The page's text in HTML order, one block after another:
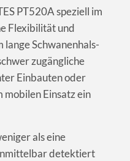
PT520A speziell im
Flexibilität und
Schwanenhals-
zugängliche
Einbauten oder
mobilen Einsatz ein
als eine
detektiert